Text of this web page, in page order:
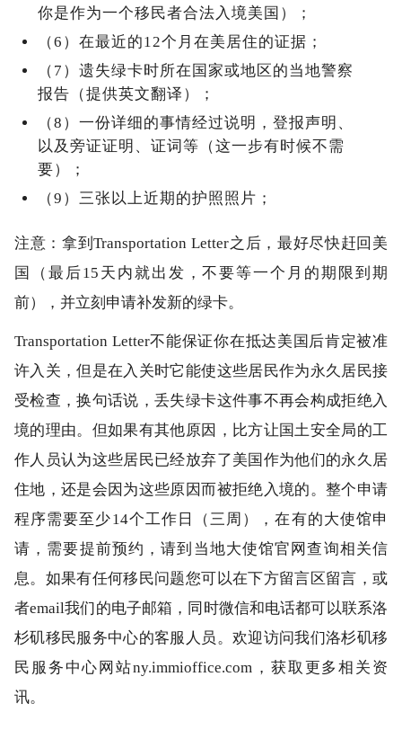
你是作为一个移民者合法入境美国）；
（6）在最近的12个月在美居住的证据；
（7）遗失绿卡时所在国家或地区的当地警察
报告（提供英文翻译）；
（8）一份详细的事情经过说明，登报声明、
以及旁证证明、证词等（这一步有时候不需
要）；
（9）三张以上近期的护照照片；
注意：拿到Transportation Letter之后，最好尽快赶回美
国（最后15天内就出发，不要等一个月的期限到期
前），并立刻申请补发新的绿卡。
Transportation Letter不能保证你在抵达美国后肯定被准
许入关，但是在入关时它能使这些居民作为永久居民接
受检查，换句话说，丢失绿卡这件事不再会构成拒绝入
境的理由。但如果有其他原因，比方让国土安全局的工
作人员认为这些居民已经放弃了美国作为他们的永久居
住地，还是会因为这些原因而被拒绝入境的。整个申请
程序需要至少14个工作日（三周），在有的大使馆申
请，需要提前预约，请到当地大使馆官网查询相关信
息。如果有任何移民问题您可以在下方留言区留言，或
者email我们的电子邮箱，同时微信和电话都可以联系洛
杉矶移民服务中心的客服人员。欢迎访问我们洛杉矶移
民服务中心网站ny.immioffice.com，获取更多相关资
讯。